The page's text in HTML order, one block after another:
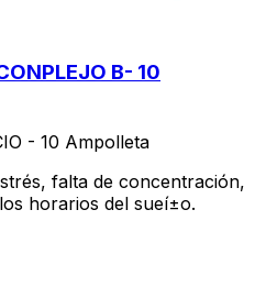
B- 10
- 10 Ampolleta
falta de concentración,
horarios del sueí±o.